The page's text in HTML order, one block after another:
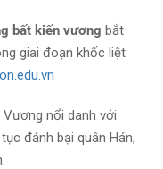
bất kiến vương bắt
giai đoạn khốc liệt
Vương nổi danh với
đánh bại quân Hán,